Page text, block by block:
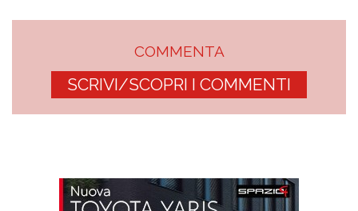
COMMENTA
SCRIVI/SCOPRI I COMMENTI